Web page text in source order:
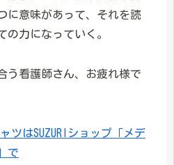
に意味があって、それを読
の力になっていく。
う看護師さん、お疲れ様で
ツはSUZURIショップ「メデ
で